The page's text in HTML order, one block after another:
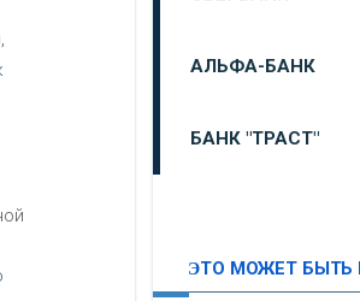
АЛЬФА-БАНК
БАНК "ТРАСТ"
ЭТО МОЖЕТ